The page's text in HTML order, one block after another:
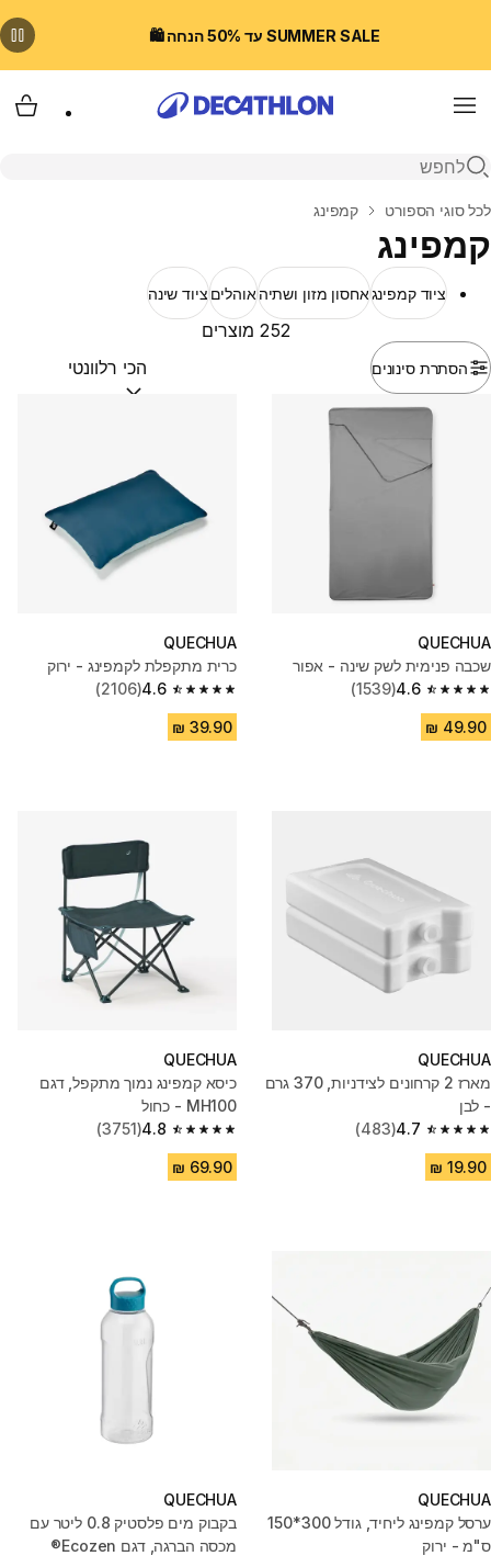
SUMMER SALE עד 50% הנחה 🛍️
Menu
פתיחת חיפוש
בית
לכל סוגי הספורט קמפינג
קמפינג
ציוד קמפינגאחסון מזון ושתיהאוהלים ציוד שינה
הסתרת סינונים
252 מוצרים
מיין לפי:(optional)
QUECHUA
שכבה פנימית לשק שינה - אפור
4.6
4.6 out of 5 stars from 1539 reviews
(1539)
QUECHUA
כרית מתקפלת לקמפינג - ירוק
4.6
4.6 out of 5 stars from 2106 reviews
(2106)
QUECHUA
מארז 2 קרחונים לצידניות, 370 גרם
- לבן
4.7
4.7 out of 5 stars from 483 reviews
(483)
QUECHUA
כיסא קמפינג נמוך מתקפל, דגם
MH100 - כחול
4.8
4.8 out of 5 stars from 3751 reviews
(3751)
QUECHUA
ערסל קמפינג ליחיד, ‏גודל 300*‏150
ס"מ - ירוק
QUECHUA
בקבוק מים פלסטיק 0.8 ליטר עם
מכסה הברגה, דגם Ecozen®